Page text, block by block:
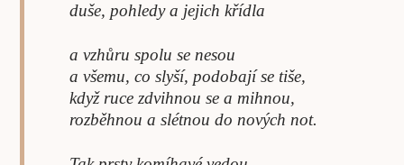
duše, pohledy a jejich křídla
a vzhůru spolu se nesou
a všemu, co slyší, podobají se tiše,
když ruce zdvihnou se a mihnou,
rozběhnou a slétnou do nových not.